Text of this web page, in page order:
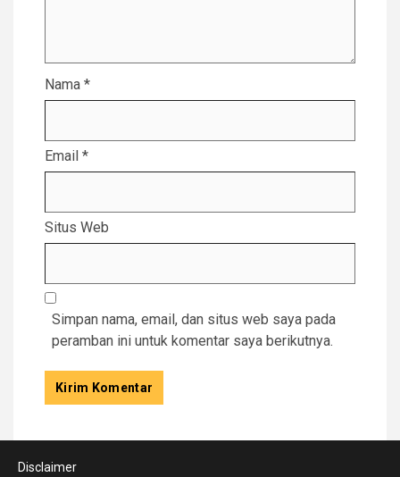
Nama *
Email *
Situs Web
Simpan nama, email, dan situs web saya pada
peramban ini untuk komentar saya berikutnya.
Disclaimer